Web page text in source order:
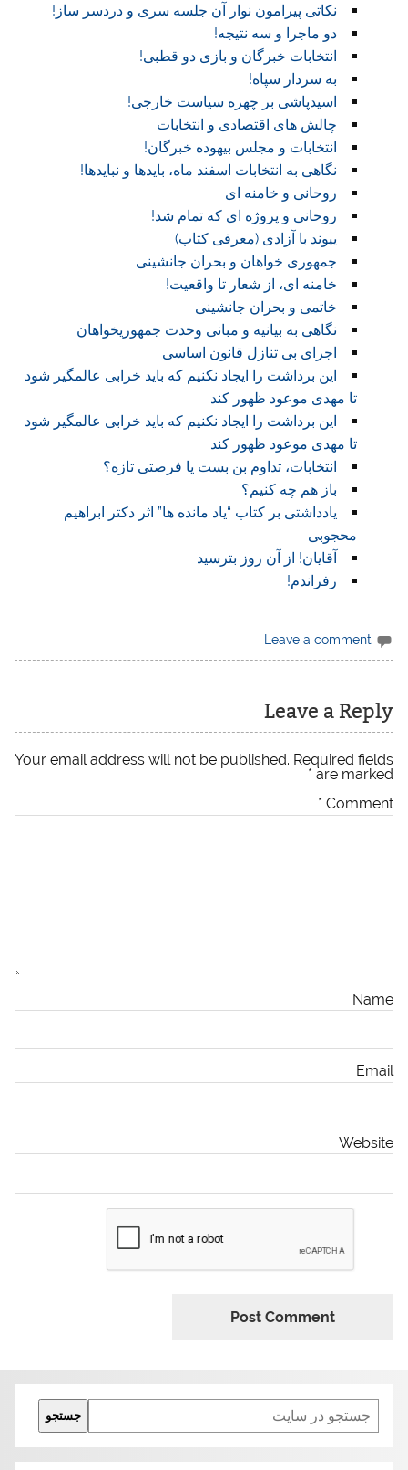
نکاتی پیرامون نوار آن جلسه سری و دردسر ساز!
دو ماجرا و سه نتیجه!
انتخابات خبرگان و بازی دو قطبی!
به سردار سپاه!
اسیدپاشی بر چهره سیاست خارجی!
چالش های اقتصادی و انتخابات
انتخابات و مجلس بیهوده خبرگان!
نگاهی به انتخابات اسفند ماه، بایدها و نبایدها!
روحانی و خامنه ای
روحانی و پروژه ای که تمام شد!
ییوند با آزادی (معرفی کتاب)
جمهوری خواهان و بحران جانشینی
خامنه ای، از شعار تا واقعیت!
خاتمی و بحران جانشینی
نگاهی به بیانیه و مبانی وحدت جمهوریخواهان
اجرای بی تنازل قانون اساسی
این برداشت را ایجاد نکنیم که باید خرابی عالمگیر شود
تا مهدی موعود ظهور کند
این برداشت را ایجاد نکنیم که باید خرابی عالمگیر شود
تا مهدی موعود ظهور کند
انتخابات، تداوم بن بست یا فرصتی تازه؟
باز هم چه کنیم؟
یادداشتی بر کتاب “یاد مانده ها” اثر دکتر ابراهیم
محجوبی
آقایان! از آن روز بترسید
رفراندم!
Leave a comment
Leave a Reply
Your email address will not be published. Required fields
are marked
*
Comment
*
Name
Email
Website
Search
جستجو